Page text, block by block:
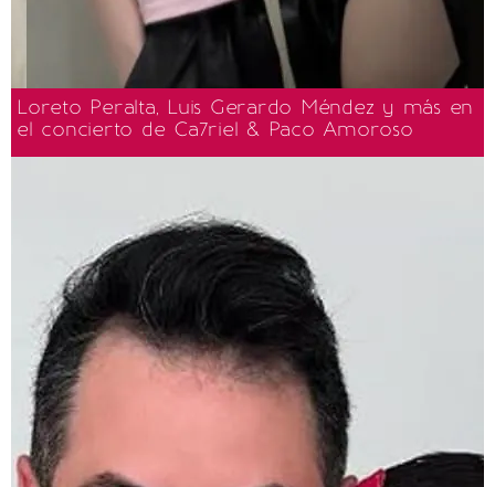
Loreto Peralta, Luis Gerardo Méndez y más en
el concierto de Ca7riel & Paco Amoroso